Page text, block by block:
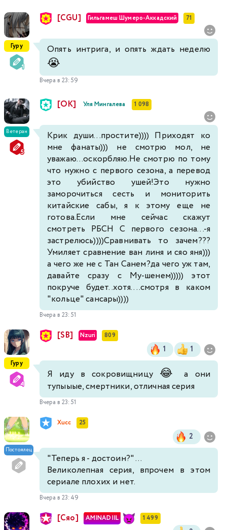
Гуру
[CGU] Гильгамеш Шумеро-Аккадский 71
Опять интрига, и опять ждать неделю
😭
Вчера в 23:59
Ветеран
[ОК] Уля Мингалева 1 098
Крик души...простите)))) Приходят ко
мне фанаты))) не смотрю мол, не
уважаю...оскорбляю.Не смотрю по тому
что нужно с первого сезона, а перевод
это убийство ушей!Это нужно
заморочиться сесть и мониторить
китайские сабы, я к этому еще не
готова.Если мне сейчас скажут
смотреть РБСН С первого сезона...-я
застрелюсь))))Сравнивать то зачем???
Умиляет сравнение ван линя и сяо яня)))
а чего же не с Тан Санем?да чего уж там,
давайте сразу с Му-шенем))))) этот
покруче будет..хотя....смотря в каком
"кольце" сансары))))
Вчера в 23:51
Гуру
[SB] Nzuri 809
1 1
Я иду в сокровищницу 😂
а они
тупыыые, смертники, отличная серия
Вчера в 23:51
Постоялец
Xucc 25
2
"Теперь я - достоин?" ...
Великолепная серия, впрочем в этом
сериале плохих и нет.
Вчера в 23:49
[Сяо] AMINADIIL 1 499